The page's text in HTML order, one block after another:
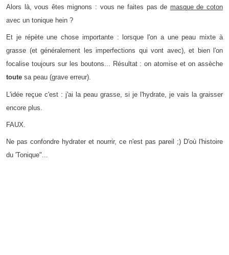
Alors là, vous êtes mignons : vous ne faites pas de masque de coton
avec un tonique hein ?
Et je répète une chose importante : lorsque l'on a une peau mixte à
grasse (et généralement les imperfections qui vont avec), et bien l'on
focalise toujours sur les boutons... Résultat : on atomise et on assèche
toute sa peau (grave erreur).
L'idée reçue c'est : j'ai la peau grasse, si je l'hydrate, je vais la graisser
encore plus.
FAUX.
Ne pas confondre hydrater et nourrir, ce n'est pas pareil ;) D'où l'histoire
du 'Tonique"...